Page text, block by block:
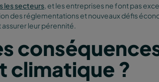
les secteurs, et les entreprises ne font pas
des réglementations et nouveaux défis
leur pérennité.
climatique ?